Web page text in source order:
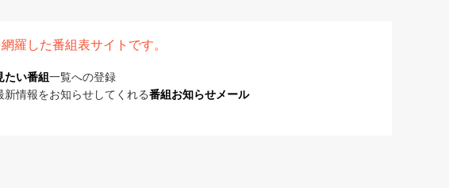
羅した番組表サイトです。
たい番組 一覧への登録
新情報をお知らせしてくれる番組お知らせメール